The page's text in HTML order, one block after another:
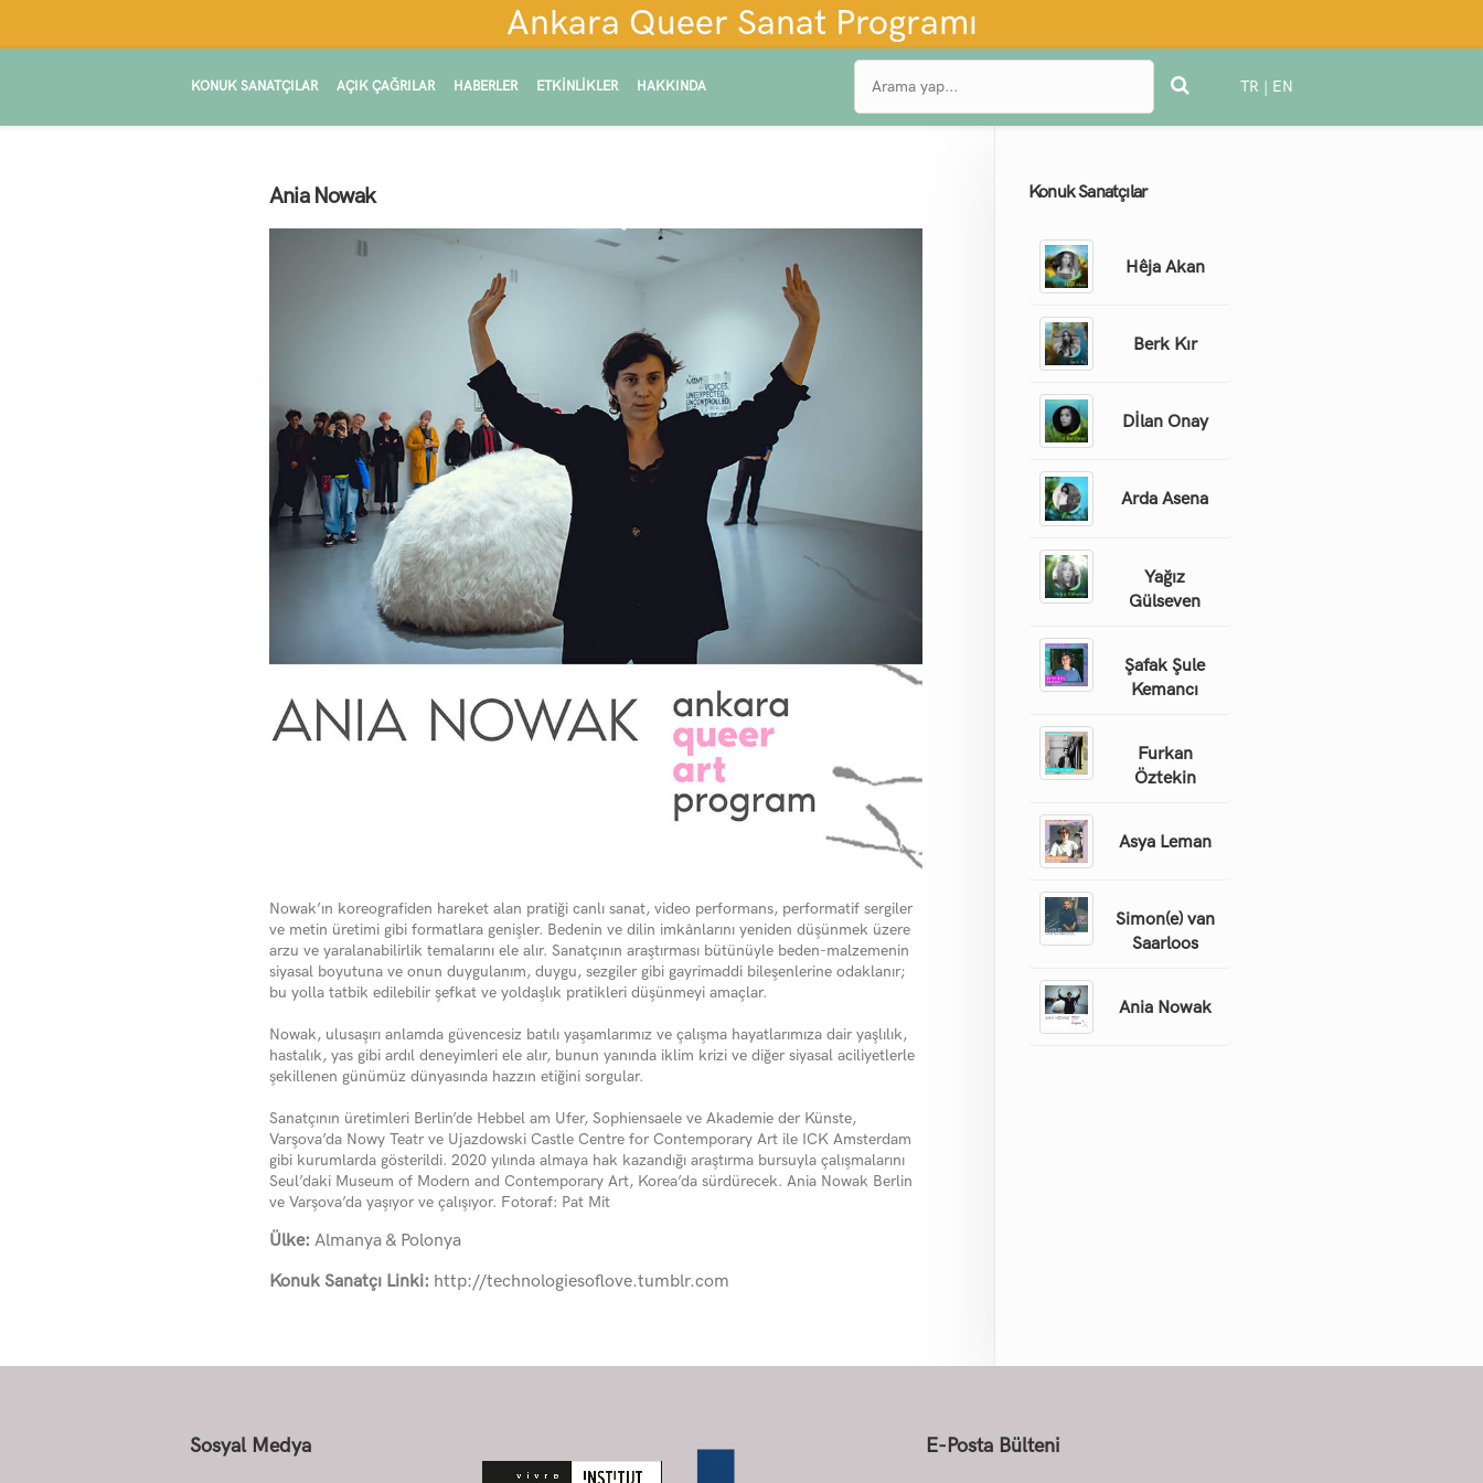
Ankara Queer Sanat Programı
TR | EN
KONUK SANATÇILAR AÇIK ÇAĞRILAR HABERLER ETKINLIKLER HAKKINDA
Ania Nowak
Nowak’ın koreografiden hareket alan pratiği canlı sanat, video performans, performatif sergiler
ve metin üretimi gibi formatlara genişler. Bedenin ve dilin imkânlarını yeniden düşünmek üzere
arzu ve yaralanabilirlik temalarını ele alır. Sanatçının araştırması bütünüyle beden-malzemenin
siyasal boyutuna ve onun duygulanım, duygu, sezgiler gibi gayrimaddi bileşenlerine odaklanır;
bu yolla tatbik edilebilir şefkat ve yoldaşlık pratikleri düşünmeyi amaçlar.
Nowak, ulusaşırı anlamda güvencesiz batılı yaşamlarımız ve çalışma hayatlarımıza dair yaşlılık,
hastalık, yas gibi ardıl deneyimleri ele alır, bunun yanında iklim krizi ve diğer siyasal aciliyetlerle
şekillenen günümüz dünyasında hazzın etiğini sorgular.
Sanatçının üretimleri Berlin’de Hebbel am Ufer, Sophiensaele ve Akademie der Künste,
Varşova’da Nowy Teatr ve Ujazdowski Castle Centre for Contemporary Art ile ICK Amsterdam
gibi kurumlarda gösterildi. 2020 yılında almaya hak kazandığı araştırma bursuyla çalışmalarını
Seul’daki Museum of Modern and Contemporary Art, Korea’da sürdürecek. Ania Nowak Berlin
ve Varşova’da yaşıyor ve çalışıyor. Fotoraf: Pat Mit
Ülke: Almanya & Polonya
Konuk Sanatçı Linki: http://technologiesoflove.tumblr.com
Konuk Sanatçılar
Hêja Akan
Berk Kır
Dİlan Onay
Arda Asena
Yağız
Gülseven
Şafak Şule
Kemancı
Furkan
Öztekin
Asya Leman
Simon(e) van
Saarloos
Ania Nowak
Sosyal Medya E-Posta Bülteni